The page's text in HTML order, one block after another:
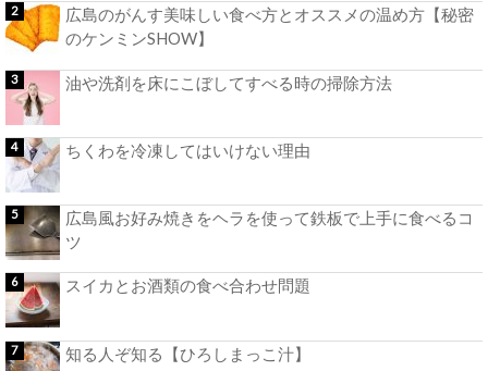
広島のがんす美味しい食べ方とオススメの温め方【秘密
のケンミンSHOW】
油や洗剤を床にこぼしてすべる時の掃除方法
ちくわを冷凍してはいけない理由
広島風お好み焼きをヘラを使って鉄板で上手に食べるコ
ツ
スイカとお酒類の食べ合わせ問題
知る人ぞ知る【ひろしまっこ汁】